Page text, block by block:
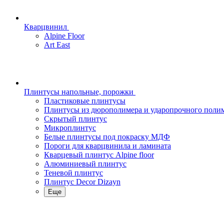
Кварцвинил
Alpine Floor
Art East
Плинтусы напольные, порожки
Пластиковые плинтусы
Плинтусы из дюрополимера и ударопрочного
Скрытый плинтус
Микроплинтус
Белые плинтусы под покраску МДФ
Пороги для кварцвинила и ламината
Кварцевый плинтус Alpine floor
Алюминиевый плинтус
Теневой плинтус
Плинтус Decor Dizayn
Еще